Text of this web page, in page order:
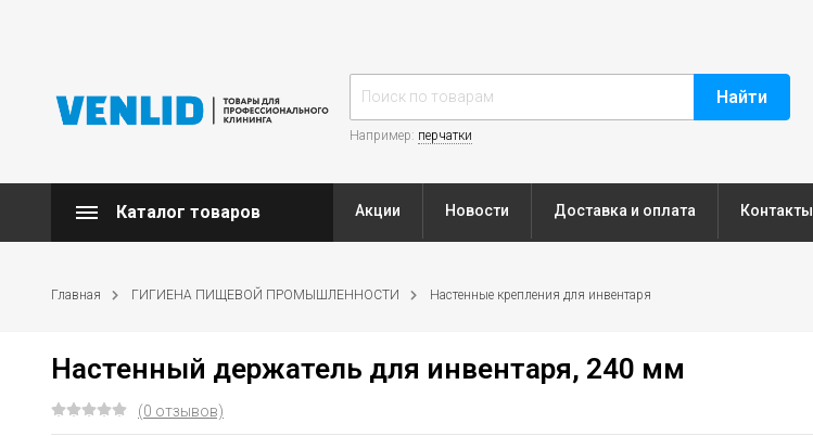
Найти
Например: перчатки
Каталог товаров Акции Новости Доставка и оплата Контакты
Главная ГИГИЕНА ПИЩЕВОЙ ПРОМЫШЛЕННОСТИ Настенные крепления для инвентаря
Настенный держатель для инвентаря, 240 мм
(0 отзывов)